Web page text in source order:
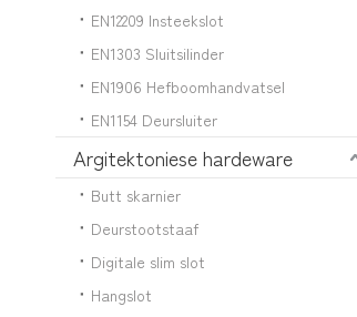
EN12209 Insteekslot
EN1303 Sluitsilinder
EN1906 Hefboomhandvatsel
EN1154 Deursluiter
Argitektoniese hardeware
Butt skarnier
Deurstootstaaf
Digitale slim slot
Hangslot